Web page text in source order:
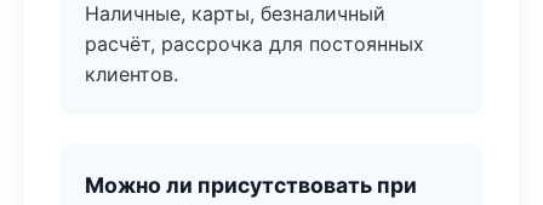
Наличные, карты, безналичный
расчёт, рассрочка для постоянных
клиентов.
Можно ли присутствовать при